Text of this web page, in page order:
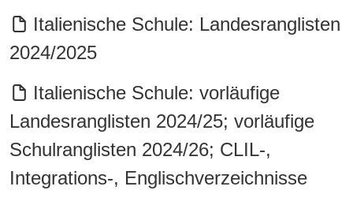
Italienische Schule: Landesranglisten
2024/2025
Italienische Schule: vorläufige
Landesranglisten 2024/25; vorläufige
Schulranglisten 2024/26; CLIL-,
Integrations-, Englischverzeichnisse